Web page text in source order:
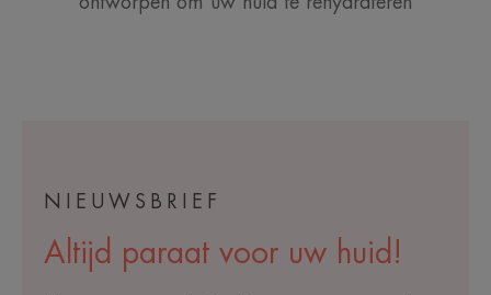
NIEUWSBRIEF
Altijd paraat voor uw huid!